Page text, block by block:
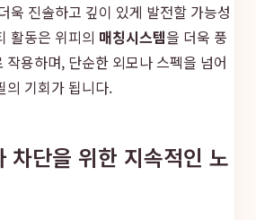
욱 진솔하고 깊이 있게 발전할 가능성
활동은 위피의 매칭시스템을 더욱 풍
작용하며, 단순한 외모나 스펙을 넘어
의 기회가 됩니다.
차단을 위한 지속적인 노